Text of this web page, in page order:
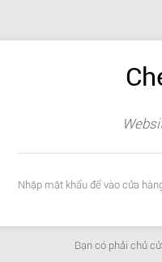
Nhập mật khẩu để vào cửa
Bạn có phải chủ